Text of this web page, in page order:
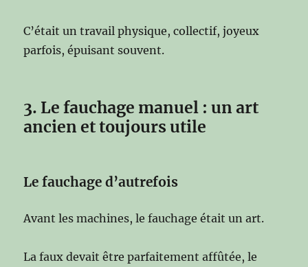
C’était un travail physique, collectif, joyeux
parfois, épuisant souvent.
3. Le fauchage manuel : un art
ancien et toujours utile
Le fauchage d’autrefois
Avant les machines, le fauchage était un art.
La faux devait être parfaitement affûtée, le